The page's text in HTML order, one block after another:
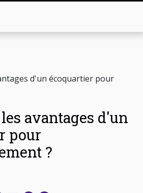
d'un écoquartier pour
avantages d'un
pour
?